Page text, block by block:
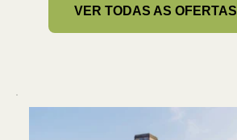
VER TODAS AS OFERTAS